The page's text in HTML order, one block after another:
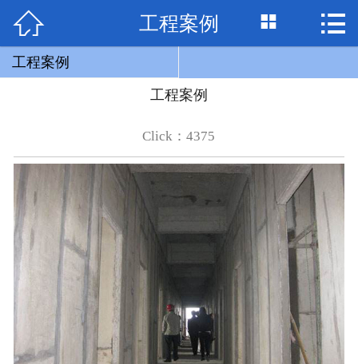
网站首页
联系我们
 工程案例  
工程案例
工程案例
Click：4375